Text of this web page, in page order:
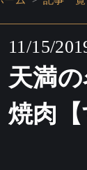
11/15/
天満
焼肉【